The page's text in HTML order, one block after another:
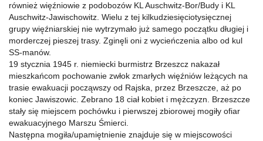
również więźniowie z podobozów KL Auschwitz-Bor/Budy i KL
Auschwitz-Jawischowitz. Wielu z tej kilkudziesięciotysięcznej
grupy więźniarskiej nie wytrzymało już samego początku długiej i
morderczej pieszej trasy. Zginęli oni z wycieńczenia albo od kul
SS-manów.
19 stycznia 1945 r. niemiecki burmistrz Brzeszcz nakazał
mieszkańcom pochowanie zwłok zmarłych więźniów leżących na
trasie ewakuacji począwszy od Rajska, przez Brzeszcze, aż po
koniec Jawiszowic. Zebrano 18 ciał kobiet i mężczyzn. Brzeszcze
stały się miejscem pochówku i pierwszej zbiorowej mogiły ofiar
ewakuacyjnego Marszu Śmierci.
Następna mogiła/upamiętnienie znajduje się w miejscowości